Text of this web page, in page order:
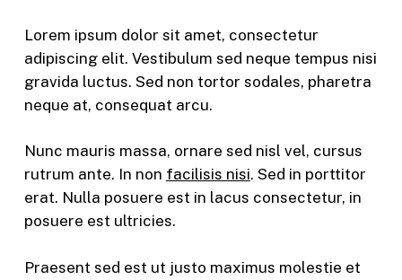
Lorem ipsum dolor sit amet, consectetur
adipiscing elit. Vestibulum sed neque tempus nisi
gravida luctus. Sed non tortor sodales, pharetra
neque at, consequat arcu.
Nunc mauris massa, ornare sed nisl vel, cursus
rutrum ante. In non facilisis nisi. Sed in porttitor
erat. Nulla posuere est in lacus consectetur, in
posuere est ultricies.
Praesent sed est ut justo maximus molestie et